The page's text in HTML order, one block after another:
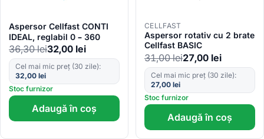
Aspersor Cellfast CONTI
IDEAL, reglabil 0 – 360
36,30lei32,00 lei
Cel mai mic preț (30 zile):
32,00 lei
Stoc furnizor
Adaugă în coș
CELLFAST
Aspersor rotativ cu 2 brate
Cellfast BASIC
31,00lei27,00 lei
Cel mai mic preț (30 zile):
27,00 lei
Stoc furnizor
Adaugă în coș